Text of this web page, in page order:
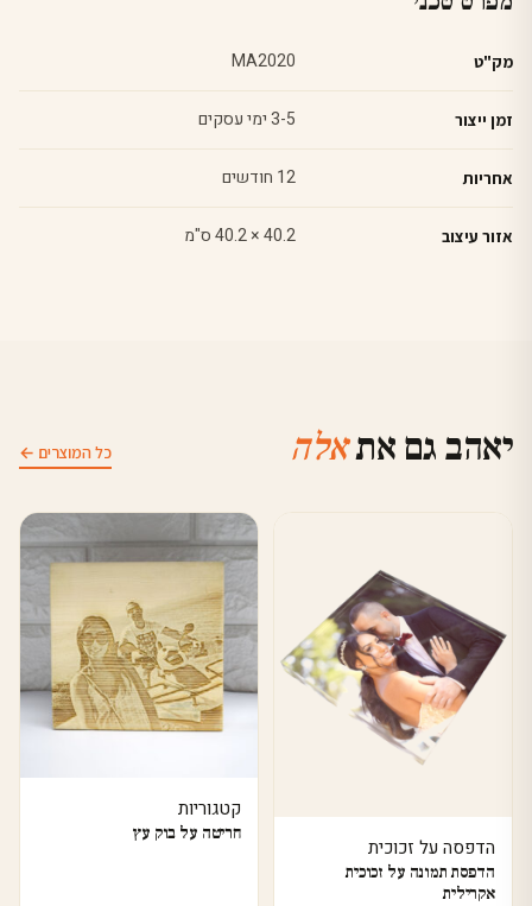
מק"ט MA2020
זמן ייצור 3-5 ימי עסקים
אחריות 12 חודשים
אזור עיצוב 40.2 × 40.2 ס"מ
יאהב גם אתאלה כל המוצרים ←
הדפסה על זכוכית
הדפסת תמונה על זכוכית
אקרילית
קטגוריות
חריטה על בוק עץ